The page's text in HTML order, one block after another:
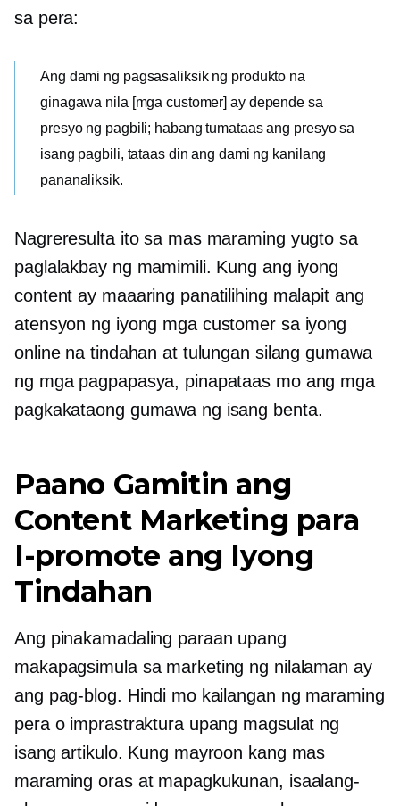
sa pera:
Ang dami ng pagsasaliksik ng produkto na
ginagawa nila [mga customer] ay depende sa
presyo ng pagbili; habang tumataas ang presyo sa
isang pagbili, tataas din ang dami ng kanilang
pananaliksik.
Nagreresulta ito sa mas maraming yugto sa
paglalakbay ng mamimili. Kung ang iyong
content ay maaaring panatilihing malapit ang
atensyon ng iyong mga customer sa iyong
online na tindahan at tulungan silang gumawa
ng mga pagpapasya, pinapataas mo ang mga
pagkakataong gumawa ng isang benta.
Paano Gamitin ang
Content Marketing para
I-promote ang Iyong
Tindahan
Ang pinakamadaling paraan upang
makapagsimula sa marketing ng nilalaman ay
ang pag-blog. Hindi mo kailangan ng maraming
pera o imprastraktura upang magsulat ng
isang artikulo. Kung mayroon kang mas
maraming oras at mapagkukunan, isaalang-